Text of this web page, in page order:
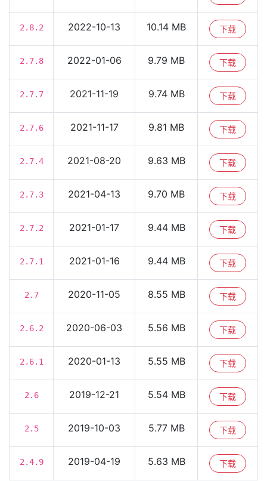
2.8.2 2022-10-13 10.14 MB 下载
2.7.8 2022-01-06 9.79 MB 下载
2.7.7 2021-11-19 9.74 MB 下载
2.7.6 2021-11-17 9.81 MB 下载
2.7.4 2021-08-20 9.63 MB 下载
2.7.3 2021-04-13 9.70 MB 下载
2.7.2 2021-01-17 9.44 MB 下载
2.7.1 2021-01-16 9.44 MB 下载
2.7 2020-11-05 8.55 MB 下载
2.6.2 2020-06-03 5.56 MB 下载
2.6.1 2020-01-13 5.55 MB 下载
2.6 2019-12-21 5.54 MB 下载
2.5 2019-10-03 5.77 MB 下载
2.4.9 2019-04-19 5.63 MB 下载